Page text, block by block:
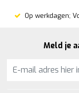
Op werkdagen;
Meld je